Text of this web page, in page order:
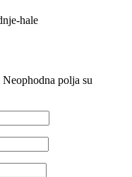
Neophodna polja su